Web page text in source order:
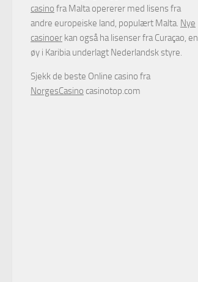
casino fra Malta opererer med lisens fra
andre europeiske land, populært Malta. Nye
casinoer kan også ha lisenser fra Curaçao, en
øy i Karibia underlagt Nederlandsk styre.
Sjekk de beste Online casino fra
NorgesCasino casinotop.com